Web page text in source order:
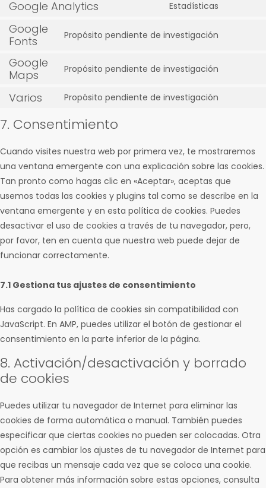
Google Analytics Estadísticas
Google
Fonts
Propósito pendiente de investigación
Google
Maps
Propósito pendiente de investigación
Varios Propósito pendiente de investigación
7. Consentimiento
Cuando visites nuestra web por primera vez, te mostraremos
una ventana emergente con una explicación sobre las cookies.
Tan pronto como hagas clic en «Aceptar», aceptas que
usemos todas las cookies y plugins tal como se describe en la
ventana emergente y en esta política de cookies. Puedes
desactivar el uso de cookies a través de tu navegador, pero,
por favor, ten en cuenta que nuestra web puede dejar de
funcionar correctamente.
7.1 Gestiona tus ajustes de consentimiento
Has cargado la política de cookies sin compatibilidad con
JavaScript. En AMP, puedes utilizar el botón de gestionar el
consentimiento en la parte inferior de la página.
8. Activación/desactivación y borrado
de cookies
Puedes utilizar tu navegador de Internet para eliminar las
cookies de forma automática o manual. También puedes
especificar que ciertas cookies no pueden ser colocadas. Otra
opción es cambiar los ajustes de tu navegador de Internet para
que recibas un mensaje cada vez que se coloca una cookie.
Para obtener más información sobre estas opciones, consulta